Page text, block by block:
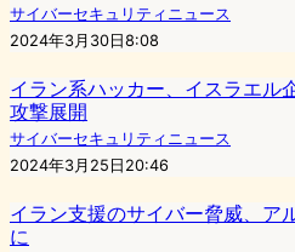
サイバーセキュリティニュース
2024年3月30日8:08
イラン系ハッカー、イスラエル
攻撃展開
サイバーセキュリティニュース
2024年3月25日20:46
イラン支援のサイバー脅威、ア
に